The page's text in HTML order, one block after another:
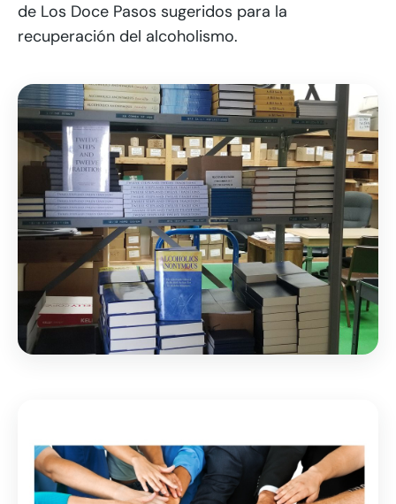
de Los Doce Pasos sugeridos para la
recuperación del alcoholismo.